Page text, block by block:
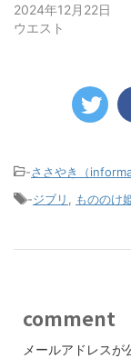
2024年12月22日
ウエスト
-ささやき（
-ジブリ もののけ
comment
メールアドレスが